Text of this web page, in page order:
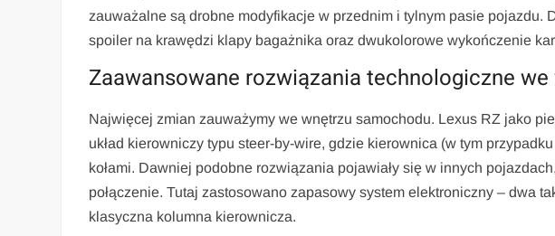
zauważalne są drobne modyfikacje w przednim i tylnym pasie pojazdu.
spoiler na krawędzi klapy bagażnika oraz dwukolorowe wykończenie
Zaawansowane rozwiązania technologiczne
Najwięcej zmian zauważymy we wnętrzu samochodu. Lexus RZ jako
układ kierowniczy typu steer-by-wire, gdzie kierownica (w tym
kołami. Dawniej podobne rozwiązania pojawiały się w innych
połączenie. Tutaj zastosowano zapasowy system elektroniczny – dwa
klasyczna kolumna kierownicza.